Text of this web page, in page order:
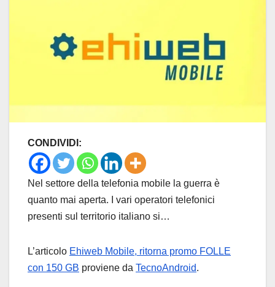
CONDIVIDI:
Nel settore della telefonia mobile la guerra è
quanto mai aperta. I vari operatori telefonici
presenti sul territorio italiano si…
L’articolo Ehiweb Mobile, ritorna promo FOLLE
con 150 GB proviene da TecnoAndroid.